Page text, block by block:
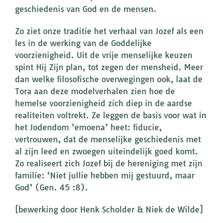
geschiedenis van God en de mensen.
Zo ziet onze traditie het verhaal van Jozef als een
les in de werking van de Goddelijke
voorzienigheid. Uit de vrije menselijke keuzen
spint Hij Zijn plan, tot zegen der mensheid. Meer
dan welke filosofische overwegingen ook, laat de
Tora aan deze modelverhalen zien hoe de
hemelse voorzienigheid zich diep in de aardse
realiteiten voltrekt. Ze leggen de basis voor wat in
het Jodendom ’emoena’ heet: fiducie,
vertrouwen, dat de menselijke geschiedenis met
al zijn leed en zwoegen uiteindelijk goed komt.
Zo realiseert zich Jozef bij de hereniging met zijn
familie: ‘Niet jullie hebben mij gestuurd, maar
God’ (Gen. 45 :8).
[bewerking door Henk Scholder & Niek de Wilde]